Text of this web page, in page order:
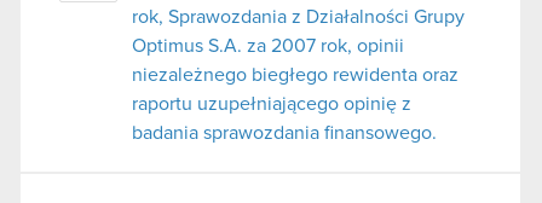
rok, Sprawozdania z Działalności Grupy
Optimus S.A. za 2007 rok, opinii
niezależnego biegłego rewidenta oraz
raportu uzupełniającego opinię z
badania sprawozdania finansowego.